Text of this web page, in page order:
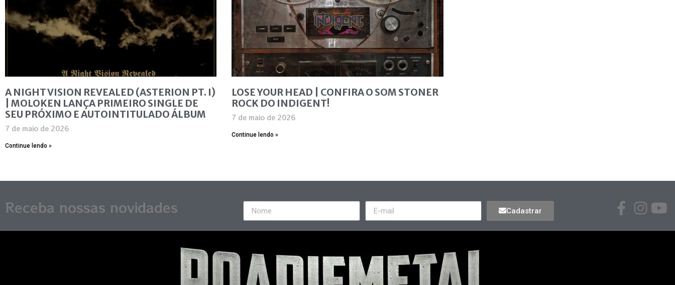
A NIGHT VISION REVEALED (ASTERION PT. I)
| MOLOKEN LANÇA PRIMEIRO SINGLE DE
SEU PRÓXIMO E AUTOINTITULADO ÁLBUM
7 de maio de 2026
Continue lendo »
LOSE YOUR HEAD | CONFIRA O SOM STONER
ROCK DO INDIGENT!
7 de maio de 2026
Continue lendo »
Receba nossas novidades Cadastrar